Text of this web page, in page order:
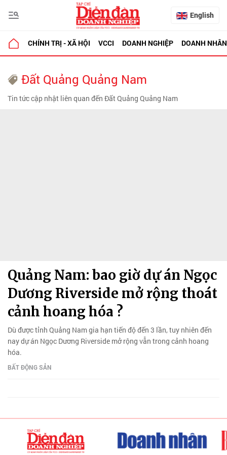
English
CHÍNH TRỊ - XÃ HỘI VCCI DOANH NGHIỆP DOANH NHÂN
Đất Quảng Quảng Nam
Tin tức cập nhật liên quan đến Đất Quảng Quảng Nam
Quảng Nam: bao giờ dự án Ngọc
Dương Riverside mở rộng thoát
cảnh hoang hóa ?
Dù được tỉnh Quảng Nam gia hạn tiến độ đến 3 lần, tuy nhiên đến
nay dự án Ngọc Dương Riverside mở rộng vẫn trong cảnh hoang
hóa.
BẤT ĐỘNG SẢN